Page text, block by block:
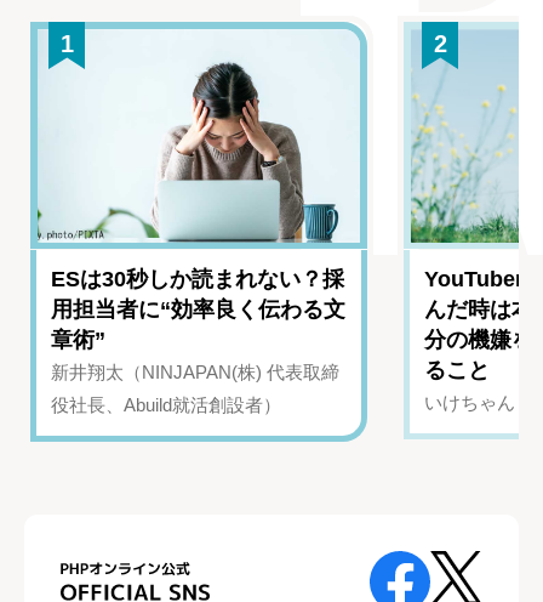
1
ESは30秒しか読まれない？採
用担当者に“効率良く伝わる文
章術”
新井翔太（NINJAPAN(株) 代表取締
役社長、Abuild就活創設者）
2
YouTuber
んだ時は
分の機嫌を
ること
いけちゃん（